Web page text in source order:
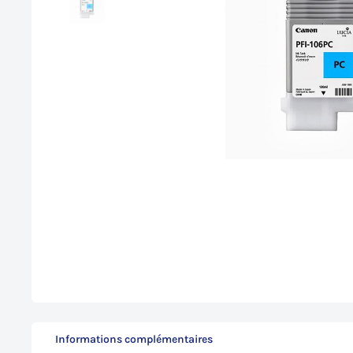
Informations complémentaires